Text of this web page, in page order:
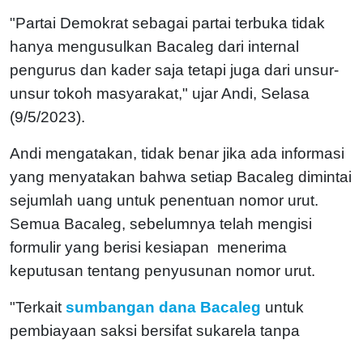
"Partai Demokrat sebagai partai terbuka tidak
hanya mengusulkan Bacaleg dari internal
pengurus dan kader saja tetapi juga dari unsur-
unsur tokoh masyarakat," ujar Andi, Selasa
(9/5/2023).
Andi mengatakan, tidak benar jika ada informasi
yang menyatakan bahwa setiap Bacaleg dimintai
sejumlah uang untuk penentuan nomor urut.
Semua Bacaleg, sebelumnya telah mengisi
formulir yang berisi kesiapan menerima
keputusan tentang penyusunan nomor urut.
"Terkait sumbangan dana Bacaleg untuk
pembiayaan saksi bersifat sukarela tanpa